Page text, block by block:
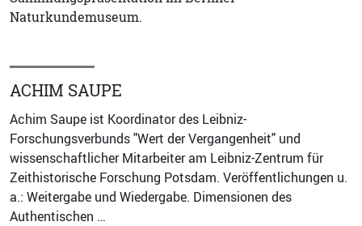
Naturkundemuseum.
ACHIM SAUPE
Achim Saupe ist Koordinator des Leibniz-
Forschungsverbunds "Wert der Vergangenheit" und
wissenschaftlicher Mitarbeiter am Leibniz-Zentrum für
Zeithistorische Forschung Potsdam. Veröffentlichungen u.
a.: Weitergabe und Wiedergabe. Dimensionen des
Authentischen …